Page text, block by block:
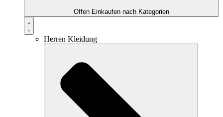
Offen Einkaufen nach Kategorien
Herren Kleidung